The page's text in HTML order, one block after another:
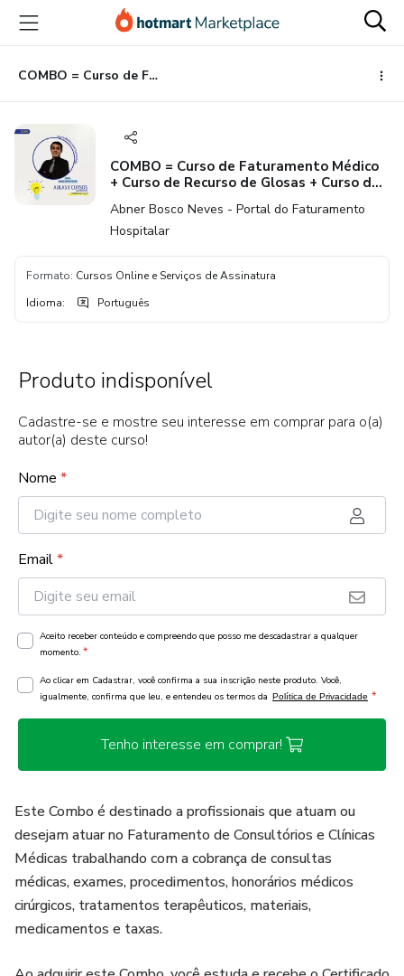
para
conteúdo
principal
para
pagamento
para
rodapé
COMBO = Curso de Faturamento Médico + Curso de Recurso de Glosas + Curso de Faturamento de Honorários Médicos Cirúrgicos.
COMBO = Curso de Faturamento Médico
+ Curso de Recurso de Glosas + Curso de
Cirúrgicos.
Abner Bosco Neves - Portal do Faturamento
Hospitalar
Formato: Cursos Online e Serviços de Assinatura
Idioma: Português
Produto indisponível
Cadastre-se e mostre seu interesse em comprar para o(a)
autor(a) deste curso!
Nome *
Email*
Aceito receber conteúdo e compreendo que posso me descadastrar a qualquer
momento. *
Ao clicar em Cadastrar, você confirma a sua inscrição neste produto. Você,
igualmente, confirma que leu, e entendeu os termos da Política de Privacidade *
Tenho interesse em comprar!
Este Combo é destinado a profissionais que atuam ou
desejam atuar no Faturamento de Consultórios e Clínicas
Médicas trabalhando com a cobrança de consultas
médicas, exames, procedimentos, honorários médicos
cirúrgicos, tratamentos terapêuticos, materiais,
medicamentos e taxas.